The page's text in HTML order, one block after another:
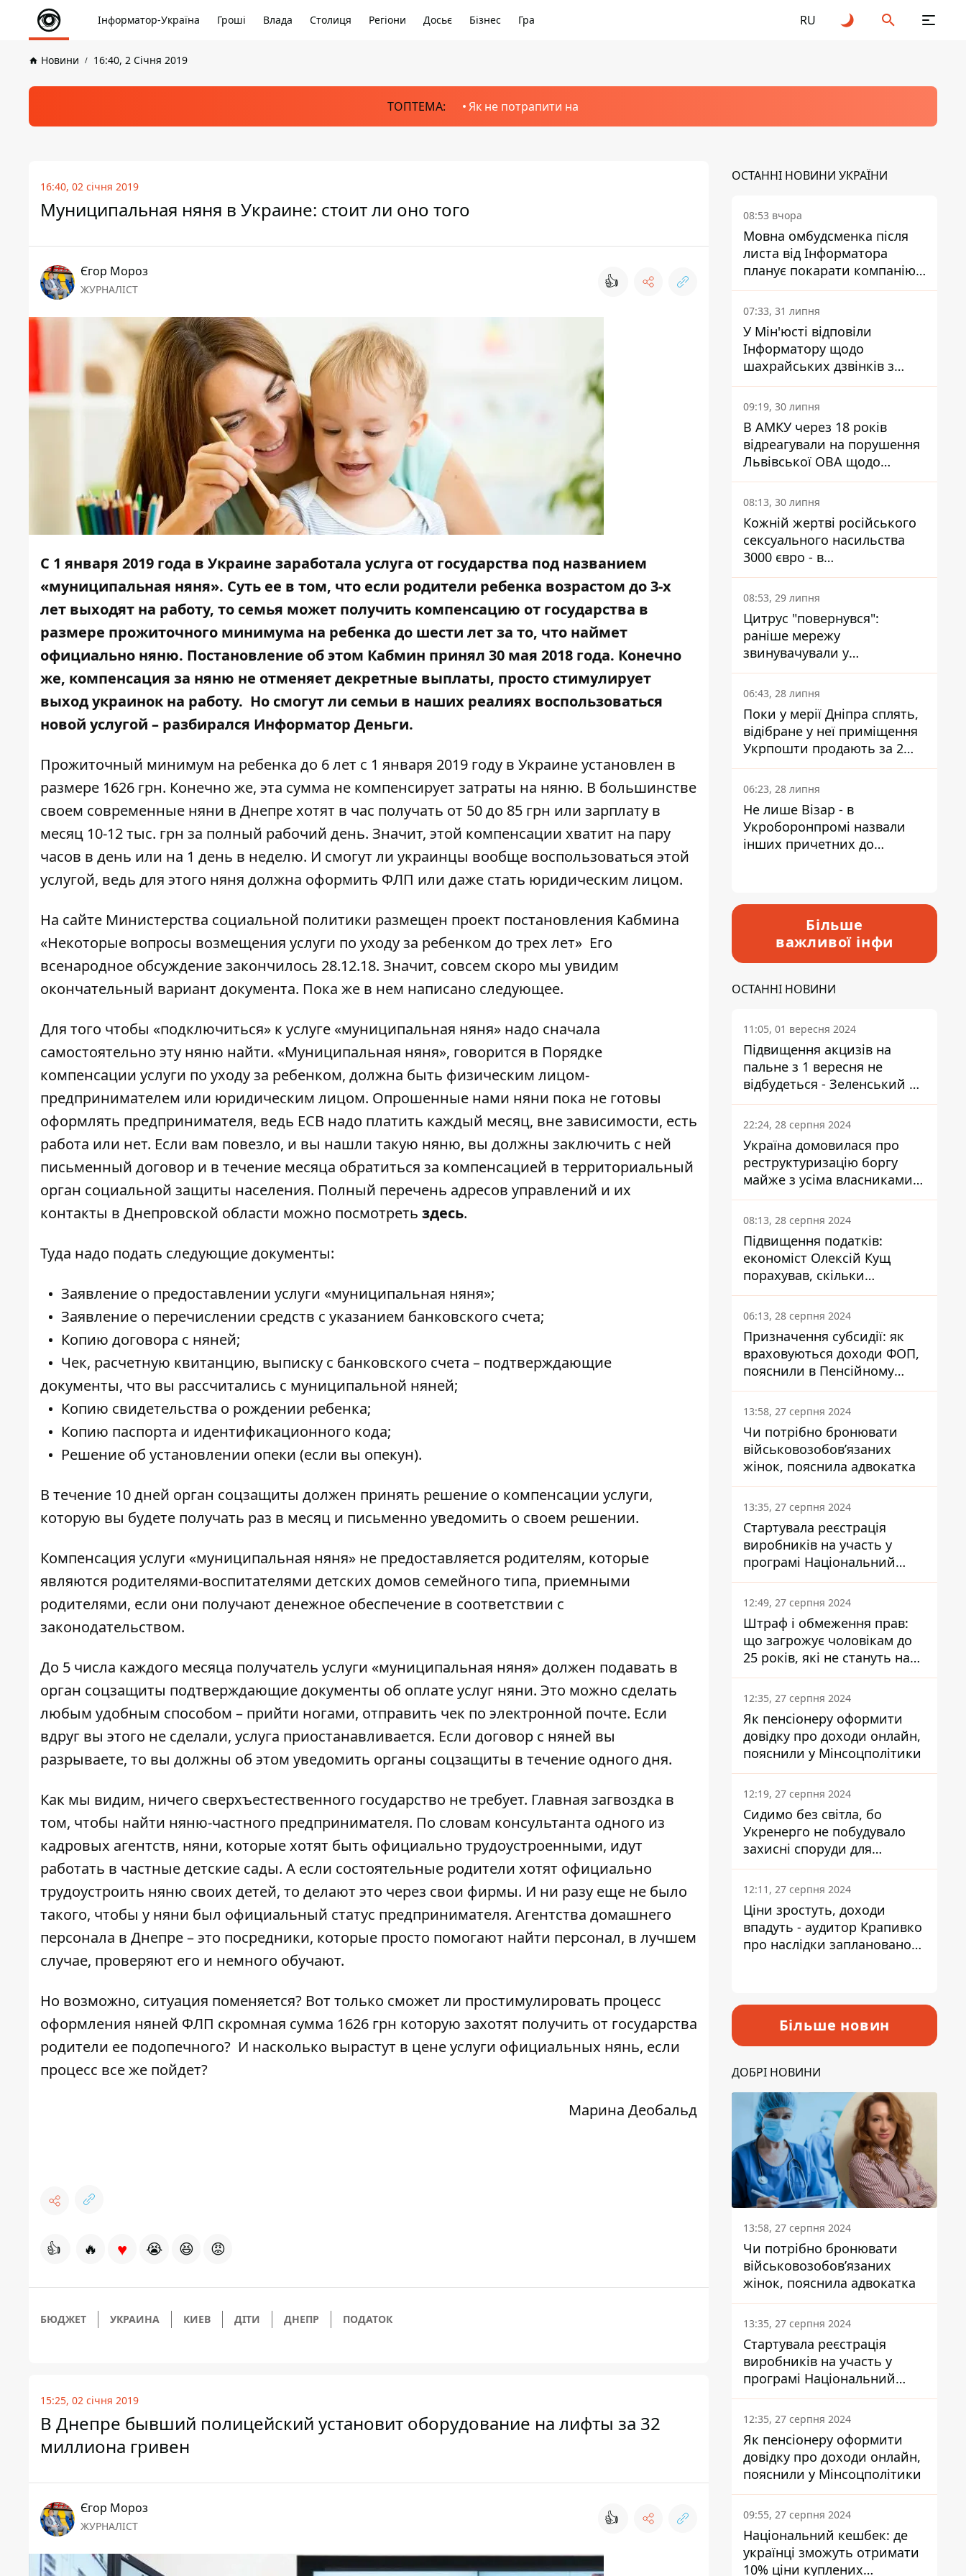
Інформатор-Україна Гроші Влада Столиця Регіони Досьє Бізнес Гра RU
Новини 16:40, 2 Січня 2019
ТОПТЕМА: Як не потрапити на
16:40, 02 січня 2019
Муниципальная няня в Украине: стоит ли оно того
Єгор Мороз
ЖУРНАЛІСТ 👍
С 1 января 2019 года в Украине заработала услуга от государства под названием
«муниципальная няня». Суть ее в том, что если родители ребенка возрастом до 3-х
лет выходят на работу, то семья может получить компенсацию от государства в
размере прожиточного минимума на ребенка до шести лет за то, что наймет
официально няню. Постановление об этом Кабмин принял 30 мая 2018 года. Конечно
же, компенсация за няню не отменяет декретные выплаты, просто стимулирует
выход украинок на работу. Но смогут ли семьи в наших реалиях воспользоваться
новой услугой – разбирался Информатор Деньги.
Прожиточный минимум на ребенка до 6 лет с 1 января 2019 году в Украине установлен в
размере 1626 грн. Конечно же, эта сумма не компенсирует затраты на няню. В большинстве
своем современные няни в Днепре хотят в час получать от 50 до 85 грн или зарплату в
месяц 10-12 тыс. грн за полный рабочий день. Значит, этой компенсации хватит на пару
часов в день или на 1 день в неделю. И смогут ли украинцы вообще воспользоваться этой
услугой, ведь для этого няня должна оформить ФЛП или даже стать юридическим лицом.
На сайте Министерства социальной политики размещен проект постановления Кабмина
«Некоторые вопросы возмещения услуги по уходу за ребенком до трех лет» Его
всенародное обсуждение закончилось 28.12.18. Значит, совсем скоро мы увидим
окончательный вариант документа. Пока же в нем написано следующее.
Для того чтобы «подключиться» к услуге «муниципальная няня» надо сначала
самостоятельно эту няню найти. «Муниципальная няня», говорится в Порядке
компенсации услуги по уходу за ребенком, должна быть физическим лицом-
предпринимателем или юридическим лицом. Опрошенные нами няни пока не готовы
оформлять предпринимателя, ведь ЕСВ надо платить каждый месяц, вне зависимости, есть
работа или нет. Если вам повезло, и вы нашли такую няню, вы должны заключить с ней
письменный договор и в течение месяца обратиться за компенсацией в территориальный
орган социальной защиты населения. Полный перечень адресов управлений и их
контакты в Днепровской области можно посмотреть здесь.
Туда надо подать следующие документы:
Заявление о предоставлении услуги «муниципальная няня»;
Заявление о перечислении средств с указанием банковского счета;
Копию договора с няней;
Чек, расчетную квитанцию, выписку с банковского счета – подтверждающие
документы, что вы рассчитались с муниципальной няней;
Копию свидетельства о рождении ребенка;
Копию паспорта и идентификационного кода;
Решение об установлении опеки (если вы опекун).
В течение 10 дней орган соцзащиты должен принять решение о компенсации услуги,
которую вы будете получать раз в месяц и письменно уведомить о своем решении.
Компенсация услуги «муниципальная няня» не предоставляется родителям, которые
являются родителями-воспитателями детских домов семейного типа, приемными
родителями, если они получают денежное обеспечение в соответствии с
законодательством.
До 5 числа каждого месяца получатель услуги «муниципальная няня» должен подавать в
орган соцзащиты подтверждающие документы об оплате услуг няни. Это можно сделать
любым удобным способом – прийти ногами, отправить чек по электронной почте. Если
вдруг вы этого не сделали, услуга приостанавливается. Если договор с няней вы
разрываете, то вы должны об этом уведомить органы соцзащиты в течение одного дня.
Как мы видим, ничего сверхъестественного государство не требует. Главная загвоздка в
том, чтобы найти няню-частного предпринимателя. По словам консультанта одного из
кадровых агентств, няни, которые хотят быть официально трудоустроенными, идут
работать в частные детские сады. А если состоятельные родители хотят официально
трудоустроить няню своих детей, то делают это через свои фирмы. И ни разу еще не было
такого, чтобы у няни был официальный статус предпринимателя. Агентства домашнего
персонала в Днепре – это посредники, которые просто помогают найти персонал, в лучшем
случае, проверяют его и немного обучают.
Но возможно, ситуация поменяется? Вот только сможет ли простимулировать процесс
оформления няней ФЛП скромная сумма 1626 грн которую захотят получить от государства
родители ее подопечного? И насколько вырастут в цене услуги официальных нянь, если
процесс все же пойдет?
Марина Деобальд
👍 🔥 ♥ 😭 😆 😡
БЮДЖЕТ УКРАИНА КИЕВ ДІТИ ДНЕПР ПОДАТОК
15:25, 02 січня 2019
В Днепре бывший полицейский установит оборудование на лифты за 32
миллиона гривен
Єгор Мороз
ЖУРНАЛІСТ 👍
ОСТАННІ НОВИНИ УКРАЇНИ
08:53 вчора
Мовна омбудсменка після
листа від Інформатора
планує покарати компанію-
підрядника ПриватБанку
07:33, 31 липня
У Мін'юсті відповіли
Інформатору щодо
шахрайських дзвінків з
камери Сумського СІЗО так,
що ніхто нічого не зрозумів
09:19, 30 липня
В АМКУ через 18 років
відреагували на порушення
Львівської ОВА щодо
харчування у закладах
освіти
08:13, 30 липня
Кожній жертві російського
сексуального насильства
3000 євро - в
Мінсоцполітики пояснили
Інформатору, звідки на це
гроші
08:53, 29 липня
Цитрус "повернувся":
раніше мережу
звинувачували у
контрабанді техніки та
ухиленні від сплати
податків
06:43, 28 липня
Поки у мерії Дніпра сплять,
відібране у неї приміщення
Укрпошти продають за 2
мільйони
06:23, 28 липня
Не лише Візар - в
Укроборонпромі назвали
інших причетних до
Більше
важливої інфи
ОСТАННІ НОВИНИ
11:05, 01 вересня 2024
Підвищення акцизів на
пальне з 1 вересня не
відбудеться - Зеленський не
підписав закон
22:24, 28 серпня 2024
Україна домовилася про
реструктуризацію боргу
майже з усіма власниками
єврооблігацій: що це
означає для країни
08:13, 28 серпня 2024
Підвищення податків:
економіст Олексій Кущ
порахував, скільки
заплатить кожен українець
06:13, 28 серпня 2024
Призначення субсидії: як
враховуються доходи ФОП,
пояснили в Пенсійному
фонді
13:58, 27 серпня 2024
Чи потрібно бронювати
військовозобов’язаних
жінок, пояснила адвокатка
13:35, 27 серпня 2024
Стартувала реєстрація
виробників на участь у
програмі Національний
кешбек: як це зробити
через портал Дія
12:49, 27 серпня 2024
Штраф і обмеження прав:
що загрожує чоловікам до
25 років, які не стануть на
військовий облік
12:35, 27 серпня 2024
Як пенсіонеру оформити
довідку про доходи онлайн,
пояснили у Мінсоцполітики
12:19, 27 серпня 2024
Сидимо без світла, бо
Укренерго не побудувало
захисні споруди для
енергетики - нардеп
Кучеренко
12:11, 27 серпня 2024
Ціни зростуть, доходи
впадуть - аудитор Крапивко
про наслідки запланованого
Більше новин
ДОБРІ НОВИНИ
13:58, 27 серпня 2024
Чи потрібно бронювати
військовозобов’язаних
жінок, пояснила адвокатка
13:35, 27 серпня 2024
Стартувала реєстрація
виробників на участь у
програмі Національний
кешбек: як це зробити
через портал Дія
12:35, 27 серпня 2024
Як пенсіонеру оформити
довідку про доходи онлайн,
пояснили у Мінсоцполітики
09:55, 27 серпня 2024
Національний кешбек: де
українці зможуть отримати
10% ціни куплених